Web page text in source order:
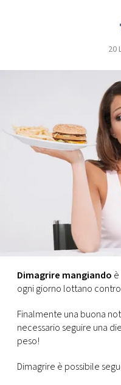
EVENTI
PRINCIPATO
DI
MONACO
RMC
CONSIGLIA
20
Dimagrire mangiando
ogni giorno lottano
Finalmente una buona
necessario seguire una
peso!
Dimagrire è possibile